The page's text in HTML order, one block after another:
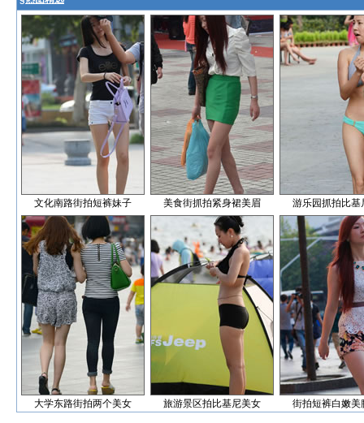
文化南路街拍短裤妹子 美食街抓拍紧身裙美眉 游乐园抓拍比基
大学东路街拍两个美女 旅游景区拍比基尼美女 街拍短裤白嫩美